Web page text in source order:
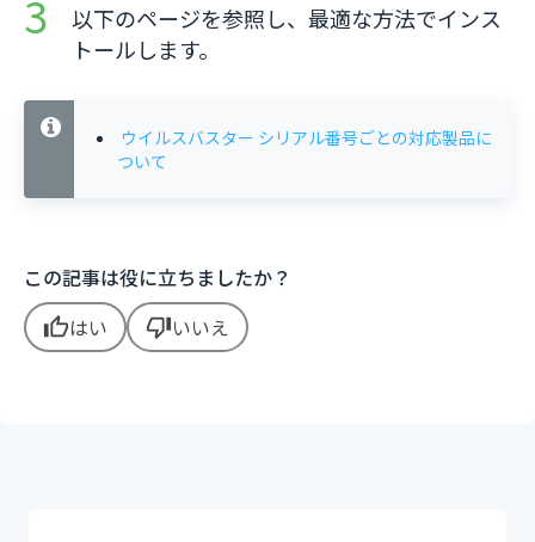
以下のページを参照し、最適な方法でインス
トールします。
ウイルスバスター シリアル番号ごとの対応製品に
ついて
この記事は役に立ちましたか？
thumb_upはい thumb_downいいえ